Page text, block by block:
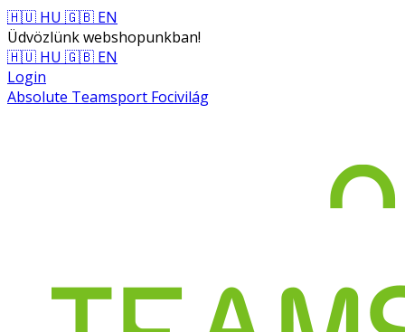
🇭🇺 HU 🇬🇧 EN
Üdvözlünk webshopunkban!
🇭🇺 HU 🇬🇧 EN
Login
Absolute Teamsport Focivilág